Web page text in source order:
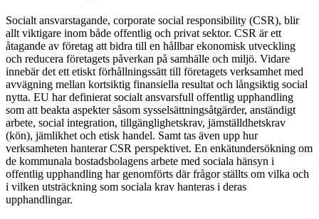
Socialt ansvarstagande, corporate social responsibility (CSR), blir
allt viktigare inom både offentlig och privat sektor. CSR är ett
åtagande av företag att bidra till en hållbar ekonomisk utveckling
och reducera företagets påverkan på samhälle och miljö. Vidare
innebär det ett etiskt förhållningssätt till företagets verksamhet med
avvägning mellan kortsiktig finansiella resultat och långsiktig social
nytta. EU har definierat socialt ansvarsfull offentlig upphandling
som att beakta aspekter såsom sysselsättningsåtgärder, anständigt
arbete, social integration, tillgänglighetskrav, jämställdhetskrav
(kön), jämlikhet och etisk handel. Samt tas även upp hur
verksamheten hanterar CSR perspektivet. En enkätundersökning om
de kommunala bostadsbolagens arbete med sociala hänsyn i
offentlig upphandling har genomförts där frågor ställts om vilka och
i vilken utsträckning som sociala krav hanteras i deras
upphandlingar.